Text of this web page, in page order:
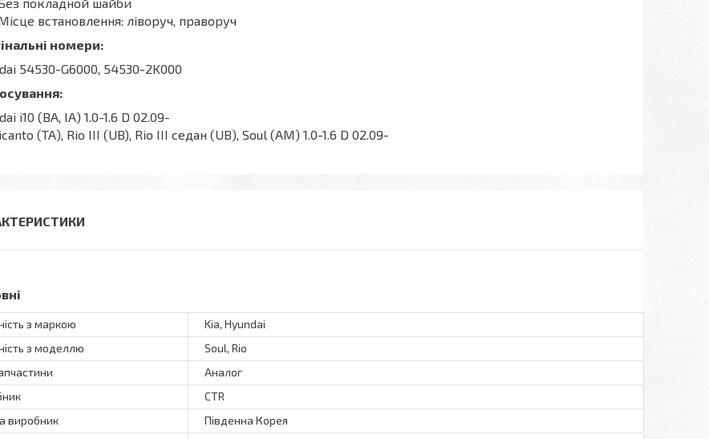
встановлення: ліворуч, праворуч
номери:
54530-G6000, 54530-2K000
i10 (BA, IA) 1.0-1.6 D 02.09-
(TA), Rio III (UB), Rio III седан (UB), Soul (AM) 1.0-1.6 D 02.09-
з маркою
Kia, Hyundai
з моделлю
Soul, Rio
Аналог
CTR
виробник
Південна Корея